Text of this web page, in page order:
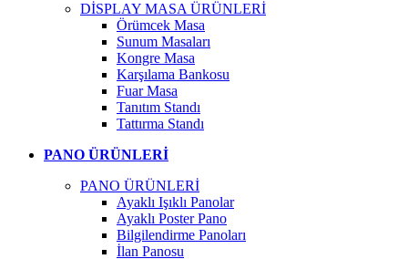
DİSPLAY MASA ÜRÜNLERİ
Örümcek Masa
Sunum Masaları
Kongre Masa
Karşılama Bankosu
Fuar Masa
Tanıtım Standı
Tattırma Standı
PANO ÜRÜNLERİ
PANO ÜRÜNLERİ
Ayaklı Işıklı Panolar
Ayaklı Poster Pano
Bilgilendirme Panoları
İlan Panosu